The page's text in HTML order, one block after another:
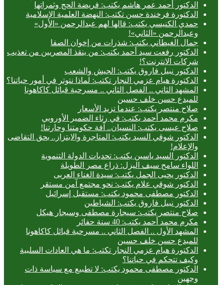
الدكتور أحمد عمر هاشم يكتب: فريضة الحج وثمراتها
الدكتورة فرخندة حسن تكتب: النهضة العلمية الإسلامية
حمدي الكنيسي يكتب: قالها لهم عبدالرحمن «الأول»
وعبدالرحمن «الثاني»!
جمال الغيطاني يكتب: شذرات من إخوان الصفا
الدكتور رفعت سيد أحمد يكتب: من ينقذ المصريين من تعذيب
شركات الانترنت؟!
الدكتور نبيل فاروق يكتب: الجيش والشعب
الدكتورة هيام عزمي النجار تكتب: لماذا نتوتر في أمور حياتنا؟
المشهد الثاني .. الفصل الثاني .. مسرحية قبائل كاكاهونا
للمبدع حسن خلف حسين
صلاح منتصر يكتب: عندما تزيد الأسعار
مكرم محمد أحمد يكتب: في رثاء الضمير الأوروبي
صلاح عيسى يكتب: النسيان.. آفة حكومتنا وحارتنا!
الدكتور شوقي السيد يكتب: المتاجرة والابتزاز.. بحق التقاضى
والإعلام!
الدكتور السيد ياسين يكتب: تحديات الدولة التنموية
اللواء سامح سيف اليزل: ذراع مصر الطويلة
الدكتور يحيى الجمل يكتب: سيدة الغناء العربى
الدكتور شوقي علام يكتب: نحو مجتمع آمن مستقر
الدكتور مصطفى محمود يكتب: مستقبل إسرائيل
الدكتور نبيل فاروق يكتب: الشياطين
صلاح منتصر يكتب: سيجارة مصطفى وسيجار هيكل
مكرم محمد أحمد يكتب: 40 سنة حفائر
المشهد الأول .. الفصل الثاني .. مسرحية قبائل كاكاهونا
للمبدع حسن خلف حسين
الدكتورة هيام عزمي النجار تكتب: ما هي العادات السلبية
وكيف تتحكم في حياتنا؟
الدكتور مصطفى محمود يكتب: لا تطبيع مع سياسة ذات
وجهين